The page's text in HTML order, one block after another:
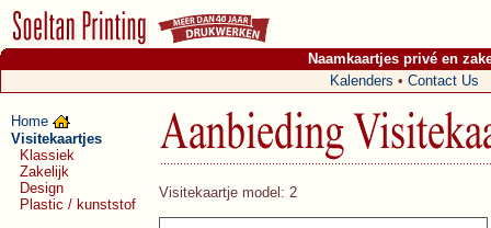
Naamkaartjes privé en
Kalenders • Contact Us
Home
Visitekaartjes
Klassiek
Zakelijk
Design
Plastic / kunststof
Visitekaartje model: 2